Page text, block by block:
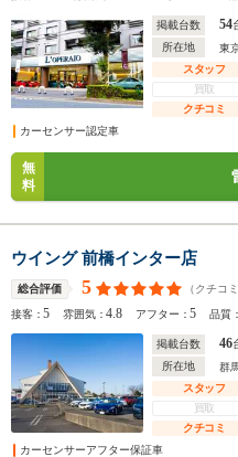
掲載台数 54
所在地
東
スタッフ
買取
クチコミ
カーセンサー認定車
無
料
ウイング 前橋インター店
総合評価 5 （クチコ
接客：5 雰囲気：4.8 アフター：5 品質
掲載台数 46
所在地
群
スタッフ
買取
クチコミ
カーセンサーアフター保証車